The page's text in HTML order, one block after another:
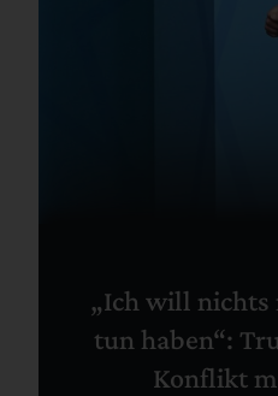
„Ich will nichts
tun haben“:
Konflikt